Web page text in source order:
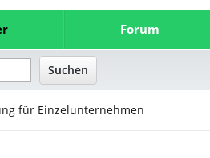
Forum
für Einzelunternehmen